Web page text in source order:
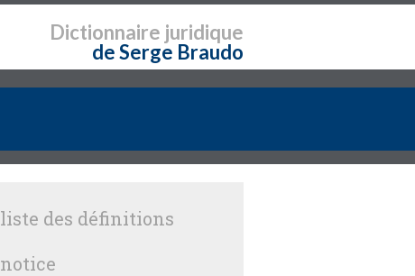
Dictionnaire juridique
de Serge Braudo
liste des définitions
notice